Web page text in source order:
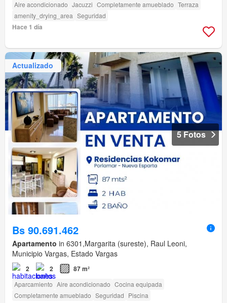
Aire acondicionado Jacuzzi Completamente amueblado Terraza
amenity_drying_area Seguridad
Hace 1 día
Actualizado
5 Fotos
Bs 90.691.462
Apartamento in 6301,Margarita (sureste), Raul Leoni,
Municipio Vargas, Estado Vargas
2 2 87 m²
Aparcamiento Aire acondicionado Cocina equipada
Completamente amueblado Seguridad Piscina